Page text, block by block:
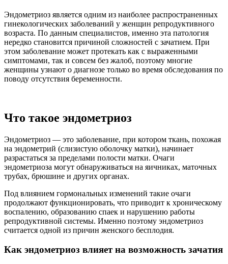
Эндометриоз является одним из наиболее распространенных
гинекологических заболеваний у женщин репродуктивного
возраста. По данным специалистов, именно эта патология
нередко становится причиной сложностей с зачатием. При
этом заболевание может протекать как с выраженными
симптомами, так и совсем без жалоб, поэтому многие
женщины узнают о диагнозе только во время обследования по
поводу отсутствия беременности.
Что такое эндометриоз
Эндометриоз — это заболевание, при котором ткань, похожая
на эндометрий (слизистую оболочку матки), начинает
разрастаться за пределами полости матки. Очаги
эндометриоза могут обнаруживаться на яичниках, маточных
трубах, брюшине и других органах.
Под влиянием гормональных изменений такие очаги
продолжают функционировать, что приводит к хроническому
воспалению, образованию спаек и нарушению работы
репродуктивной системы. Именно поэтому эндометриоз
считается одной из причин женского бесплодия.
Как эндометриоз влияет на возможность зачатия